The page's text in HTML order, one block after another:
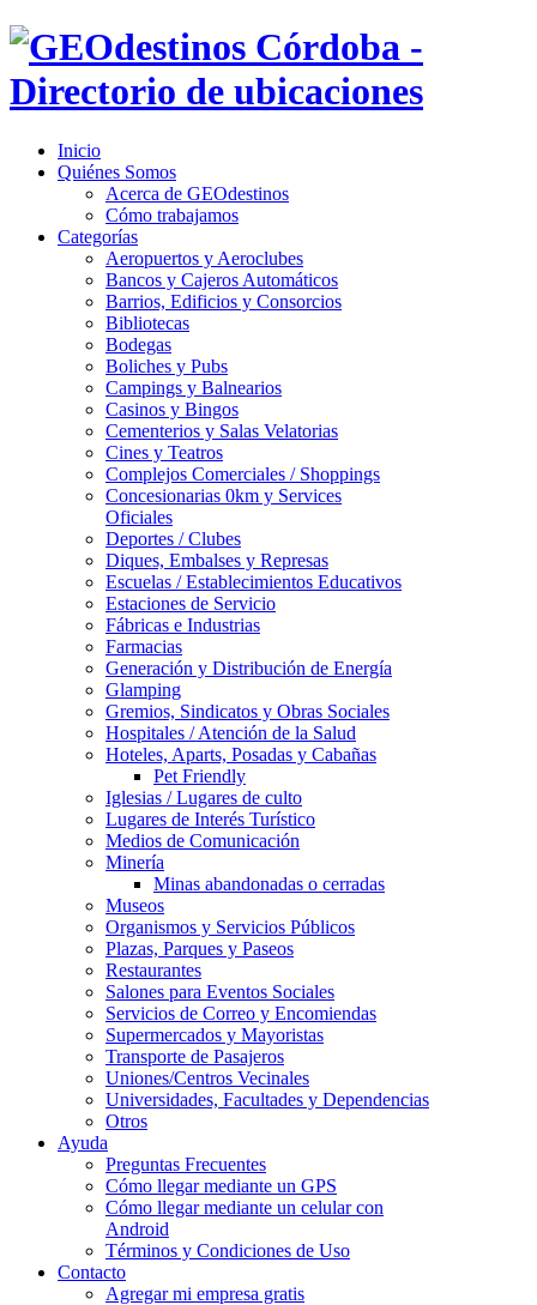
Inicio
Quiénes Somos
Acerca de GEOdestinos
Cómo trabajamos
Categorías
Aeropuertos y Aeroclubes
Bancos y Cajeros Automáticos
Barrios, Edificios y Consorcios
Bibliotecas
Bodegas
Boliches y Pubs
Campings y Balnearios
Casinos y Bingos
Cementerios y Salas Velatorias
Cines y Teatros
Complejos Comerciales / Shoppings
Concesionarias 0km y Services
Oficiales
Deportes / Clubes
Diques, Embalses y Represas
Escuelas / Establecimientos Educativos
Estaciones de Servicio
Fábricas e Industrias
Farmacias
Generación y Distribución de Energía
Glamping
Gremios, Sindicatos y Obras Sociales
Hospitales / Atención de la Salud
Hoteles, Aparts, Posadas y Cabañas
Pet Friendly
Iglesias / Lugares de culto
Lugares de Interés Turístico
Medios de Comunicación
Minería
Minas abandonadas o cerradas
Museos
Organismos y Servicios Públicos
Plazas, Parques y Paseos
Restaurantes
Salones para Eventos Sociales
Servicios de Correo y Encomiendas
Supermercados y Mayoristas
Transporte de Pasajeros
Uniones/Centros Vecinales
Universidades, Facultades y Dependencias
Otros
Ayuda
Preguntas Frecuentes
Cómo llegar mediante un GPS
Cómo llegar mediante un celular con
Android
Términos y Condiciones de Uso
Contacto
Agregar mi empresa gratis